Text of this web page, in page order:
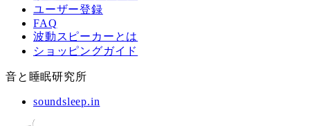
ユーザー登録
FAQ
波動スピーカーとは
ショッピングガイド
音と睡眠研究所
soundsleep.in